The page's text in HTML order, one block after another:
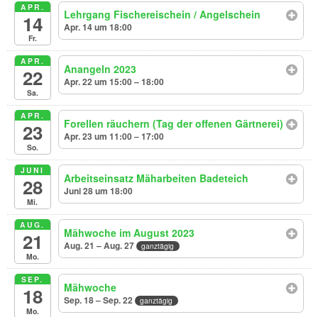
APR.
14
Fr.
Lehrgang Fischereischein / Angelschein
Apr. 14 um 18:00
APR.
22
Sa.
Anangeln 2023
Apr. 22 um 15:00 – 18:00
APR.
23
So.
Forellen räuchern (Tag der offenen Gärtnerei)
Apr. 23 um 11:00 – 17:00
JUNI
28
Mi.
Arbeitseinsatz Mäharbeiten Badeteich
Juni 28 um 18:00
AUG.
21
Mo.
Mähwoche im August 2023
Aug. 21 – Aug. 27 ganztägig
SEP.
18
Mo.
Mähwoche
Sep. 18 – Sep. 22 ganztägig